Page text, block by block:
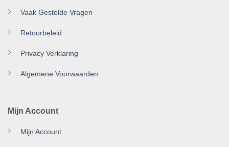
Vaak Gestelde Vragen
Retourbeleid
Privacy Verklaring
Algemene Voorwaarden
Mijn Account
Mijn Account